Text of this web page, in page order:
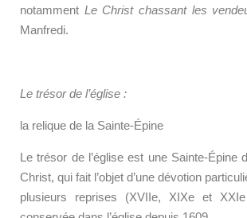
notamment Le Christ chassant les
Manfredi.
Le trésor de l’église :
la relique de la Sainte-Épine
Le trésor de l’église est une Sainte-Épine
Christ, qui fait l’objet d’une dévotion
plusieurs reprises (XVIIe, XIXe et